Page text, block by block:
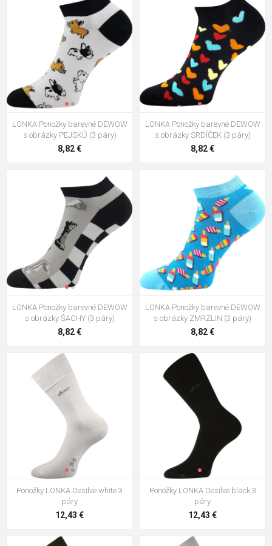
LONKA Ponožky barevné DEWOW
s obrázky PEJSKŮ (3 páry)
8,82 €
LONKA Ponožky barevné DEWOW
s obrázky SRDÍČEK (3 páry)
8,82 €
LONKA Ponožky barevné DEWOW
s obrázky ŠACHY (3 páry)
8,82 €
LONKA Ponožky barevné DEWOW
s obrázky ZMRZLIN (3 páry)
8,82 €
Ponožky LONKA Desilve white 3
páry
12,43 €
Ponožky LONKA Desilve black 3
páry
12,43 €